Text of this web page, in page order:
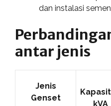
dan instalasi
antar jenis
Jenis
Genset
kVA